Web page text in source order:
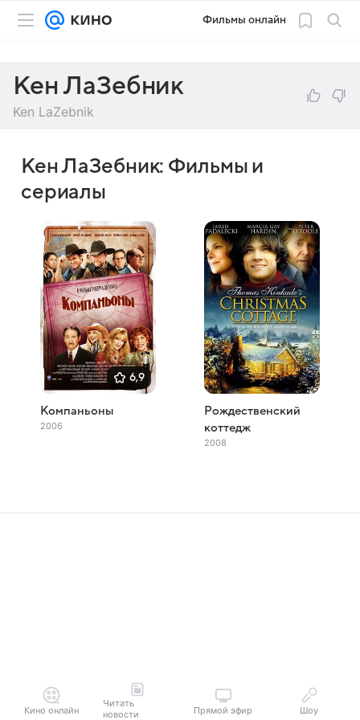
Фильмы онлайн
Кен ЛаЗебник
Ken LaZebnik
Кен ЛаЗебник: Фильмы и
сериалы
6,9
Компаньоны
2006
Рождественский
коттедж
2008
Кино онлайн
Читать
новости
Прямой эфир Шоу